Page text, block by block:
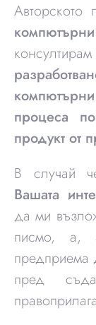
Авторското
процеса
продукт от
В случай
Вашата
да ми
писмо, а,
предприема
пред